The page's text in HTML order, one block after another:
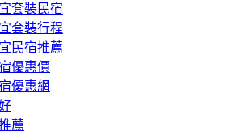
套裝民宿
套裝行程
民宿推薦
優惠價
優惠網
薦